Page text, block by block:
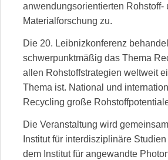
anwendungsorientierten Rohstoff-
Materialforschung zu.
Die 20. Leibnizkonferenz
schwerpunktmäßig das Thema
allen Rohstoffstrategien weltweit
Thema ist. National und
Recycling große
Die Veranstaltung wird
Institut für interdisziplinäre
dem Institut für angewandte